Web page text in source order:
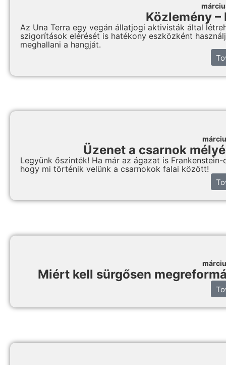
Közlemény –
Az Una Terra egy vegán állatjogi aktivisták által
szigorítások elérését is hatékony eszközként
meghallani a hangját.
Üzenet a csarnok
Legyünk őszinték! Ha már az ágazat is
hogy mi történik velünk a csarnokok falai között!
Miért kell sürgősen